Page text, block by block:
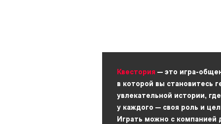
Квестория — это игра-
в которой вы становитесь
увлекательной истории, где
у каждого — своя роль и
Играть можно с компанией